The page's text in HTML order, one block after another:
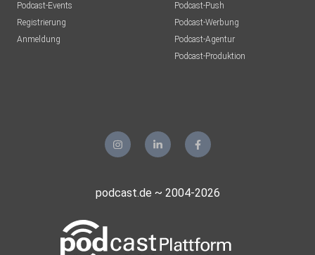
Podcast-Events
Registrierung
Anmeldung
Podcast-Push
Podcast-Werbung
Podcast-Agentur
Podcast-Produktion
podcast.de ~ 2004-2026